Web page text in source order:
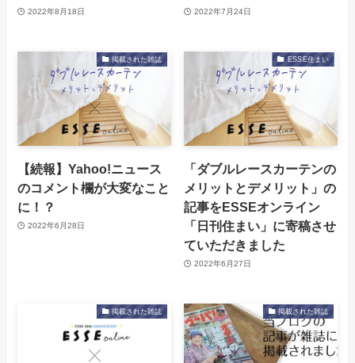
2022年8月18日 2022年7月24日
掲載された雑誌
【続報】Yahoo!ニュース
のコメント欄が大変なこと
に！？
2022年6月28日
ESSE住まい
「ダブルレースカーテンの
メリットとデメリット」の
記事をESSEオンライン
「日刊住まい」に寄稿させ
ていただきました
2022年6月27日
掲載された雑誌 掲載された雑誌